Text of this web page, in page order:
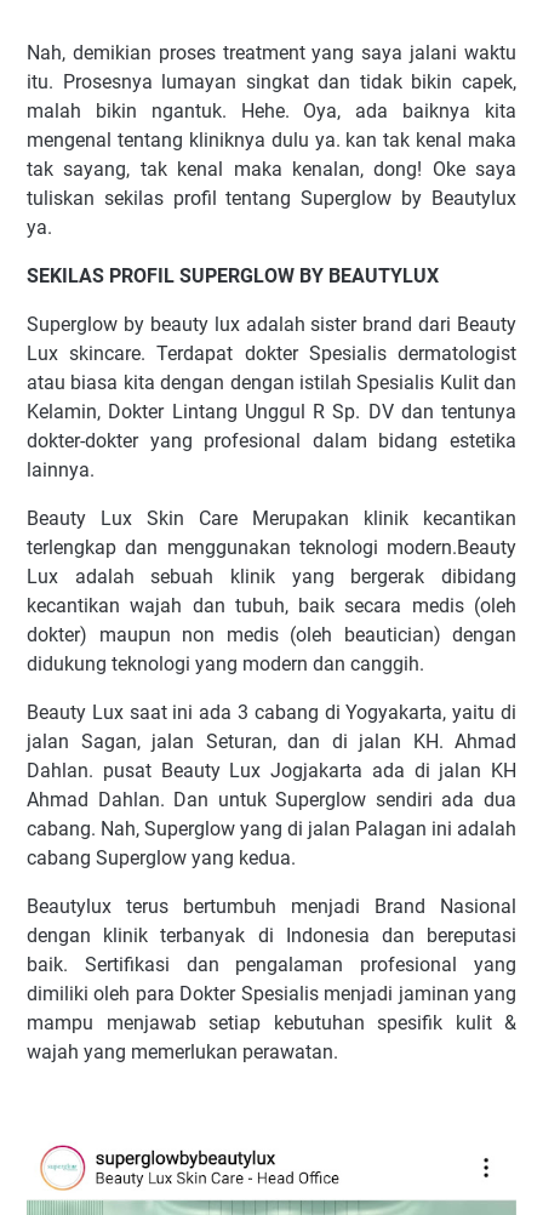
Nah, demikian proses treatment yang saya jalani waktu
itu. Prosesnya lumayan singkat dan tidak bikin capek,
malah bikin ngantuk. Hehe. Oya, ada baiknya kita
mengenal tentang kliniknya dulu ya. kan tak kenal maka
tak sayang, tak kenal maka kenalan, dong! Oke saya
tuliskan sekilas profil tentang Superglow by Beautylux
ya.
SEKILAS PROFIL SUPERGLOW BY BEAUTYLUX
Superglow by beauty lux adalah sister brand dari Beauty
Lux skincare. Terdapat dokter Spesialis dermatologist
atau biasa kita dengan dengan istilah Spesialis Kulit dan
Kelamin, Dokter Lintang Unggul R Sp. DV dan tentunya
dokter-dokter yang profesional dalam bidang estetika
lainnya.
Beauty Lux Skin Care Merupakan klinik kecantikan
terlengkap dan menggunakan teknologi modern.Beauty
Lux adalah sebuah klinik yang bergerak dibidang
kecantikan wajah dan tubuh, baik secara medis (oleh
dokter) maupun non medis (oleh beautician) dengan
didukung teknologi yang modern dan canggih.
Beauty Lux saat ini ada 3 cabang di Yogyakarta, yaitu di
jalan Sagan, jalan Seturan, dan di jalan KH. Ahmad
Dahlan. pusat Beauty Lux Jogjakarta ada di jalan KH
Ahmad Dahlan. Dan untuk Superglow sendiri ada dua
cabang. Nah, Superglow yang di jalan Palagan ini adalah
cabang Superglow yang kedua.
Beautylux terus bertumbuh menjadi Brand Nasional
dengan klinik terbanyak di Indonesia dan bereputasi
baik. Sertifikasi dan pengalaman profesional yang
dimiliki oleh para Dokter Spesialis menjadi jaminan yang
mampu menjawab setiap kebutuhan spesifik kulit &
wajah yang memerlukan perawatan.